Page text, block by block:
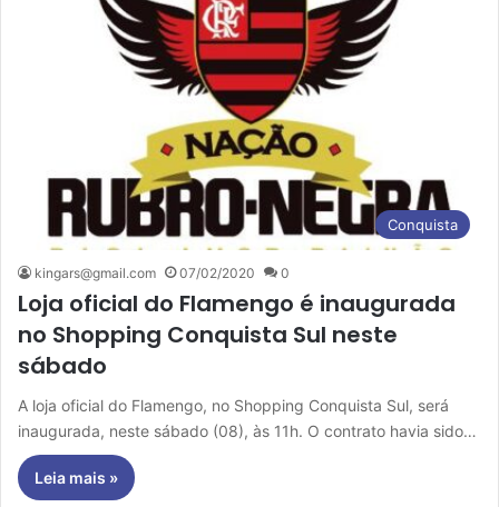
Conquista
kingars@gmail.com 07/02/2020 0
Loja oficial do Flamengo é inaugurada
no Shopping Conquista Sul neste
sábado
A loja oficial do Flamengo, no Shopping Conquista Sul, será
inaugurada, neste sábado (08), às 11h. O contrato havia sido…
Leia mais »